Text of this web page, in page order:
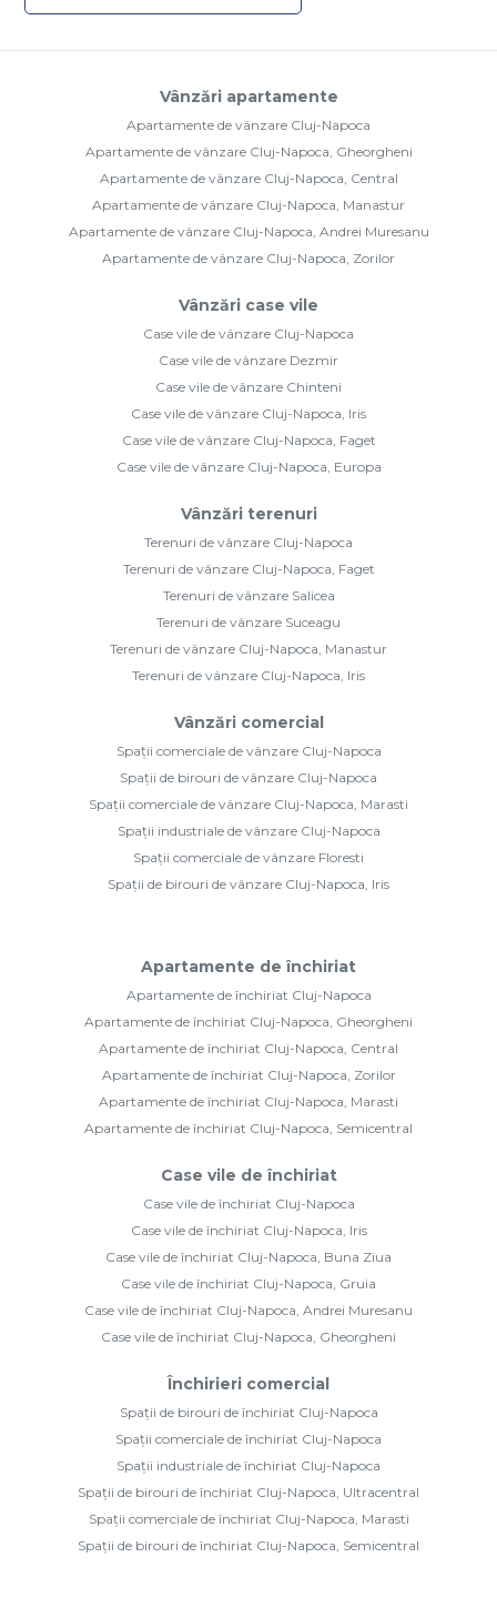
Vânzări apartamente
Apartamente de vânzare Cluj-Napoca
Apartamente de vânzare Cluj-Napoca, Gheorgheni
Apartamente de vânzare Cluj-Napoca, Central
Apartamente de vânzare Cluj-Napoca, Manastur
Apartamente de vânzare Cluj-Napoca, Andrei Muresanu
Apartamente de vânzare Cluj-Napoca, Zorilor
Vânzări case vile
Case vile de vânzare Cluj-Napoca
Case vile de vânzare Dezmir
Case vile de vânzare Chinteni
Case vile de vânzare Cluj-Napoca, Iris
Case vile de vânzare Cluj-Napoca, Faget
Case vile de vânzare Cluj-Napoca, Europa
Vânzări terenuri
Terenuri de vânzare Cluj-Napoca
Terenuri de vânzare Cluj-Napoca, Faget
Terenuri de vânzare Salicea
Terenuri de vânzare Suceagu
Terenuri de vânzare Cluj-Napoca, Manastur
Terenuri de vânzare Cluj-Napoca, Iris
Vânzări comercial
Spații comerciale de vânzare Cluj-Napoca
Spații de birouri de vânzare Cluj-Napoca
Spații comerciale de vânzare Cluj-Napoca, Marasti
Spații industriale de vânzare Cluj-Napoca
Spații comerciale de vânzare Floresti
Spații de birouri de vânzare Cluj-Napoca, Iris
Apartamente de închiriat
Apartamente de închiriat Cluj-Napoca
Apartamente de închiriat Cluj-Napoca, Gheorgheni
Apartamente de închiriat Cluj-Napoca, Central
Apartamente de închiriat Cluj-Napoca, Zorilor
Apartamente de închiriat Cluj-Napoca, Marasti
Apartamente de închiriat Cluj-Napoca, Semicentral
Case vile de închiriat
Case vile de închiriat Cluj-Napoca
Case vile de închiriat Cluj-Napoca, Iris
Case vile de închiriat Cluj-Napoca, Buna Ziua
Case vile de închiriat Cluj-Napoca, Gruia
Case vile de închiriat Cluj-Napoca, Andrei Muresanu
Case vile de închiriat Cluj-Napoca, Gheorgheni
Închirieri comercial
Spații de birouri de închiriat Cluj-Napoca
Spații comerciale de închiriat Cluj-Napoca
Spații industriale de închiriat Cluj-Napoca
Spații de birouri de închiriat Cluj-Napoca, Ultracentral
Spații comerciale de închiriat Cluj-Napoca, Marasti
Spații de birouri de închiriat Cluj-Napoca, Semicentral